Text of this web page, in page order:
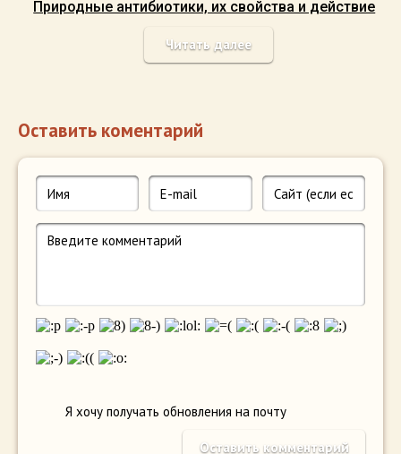
Природные антибиотики, их свойства и действие
Читать далее
Оставить коментарий
Я хочу получать обновления на почту